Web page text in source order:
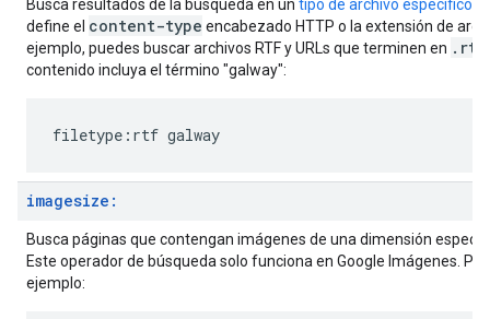
Busca resultados de la búsqueda en un tipo de archivo específico
define el content-type encabezado HTTP o la extensión de
ejemplo, puedes buscar archivos RTF y URLs que terminen en .rtf
contenido incluya el término "galway":
filetype:rtf galway
imagesize:
Busca páginas que contengan imágenes de una dimensión
Este operador de búsqueda solo funciona en Google Imágenes. Por
ejemplo: